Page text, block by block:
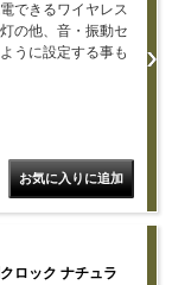
できるワイヤレス
の他、音・振動セ
うに設定する事も
ロック ナチュラ